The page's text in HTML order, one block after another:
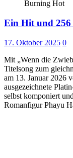
Burning Hot
Ein Hit und 256
17. Oktober 2025 0
Mit „Wenn die
Titelsong zum
am 13. Januar 2026
ausgezeichnete
selbst komponiert
Romanfigur Phayu